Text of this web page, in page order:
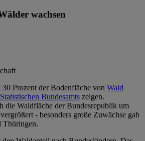
wachsen
Prozent der Bodenfläche von Wald
Bundesamts zeigen.
die Waldfläche der Bundesrepublik um
- besonders große Zuwächse gab
Thüringen.